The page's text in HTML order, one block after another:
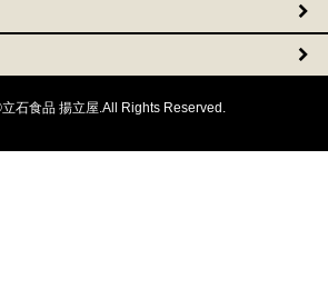
石食品 揚立屋.All Rights Reserved.